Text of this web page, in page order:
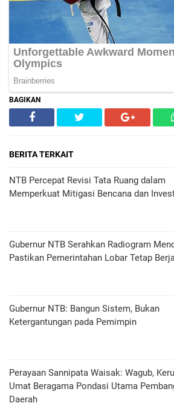
BAGIKAN
BERITA TERKAIT
NTB Percepat Revisi Tata Ruang dalam
Memperkuat Mitigasi Bencana dan
Gubernur NTB Serahkan Radiogram
Pastikan Pemerintahan Lobar Tetap
Gubernur NTB: Bangun Sistem, Bukan
Ketergantungan pada Pemimpin
Perayaan Sannipata Waisak: Wagub,
Umat Beragama Pondasi Utama
Daerah